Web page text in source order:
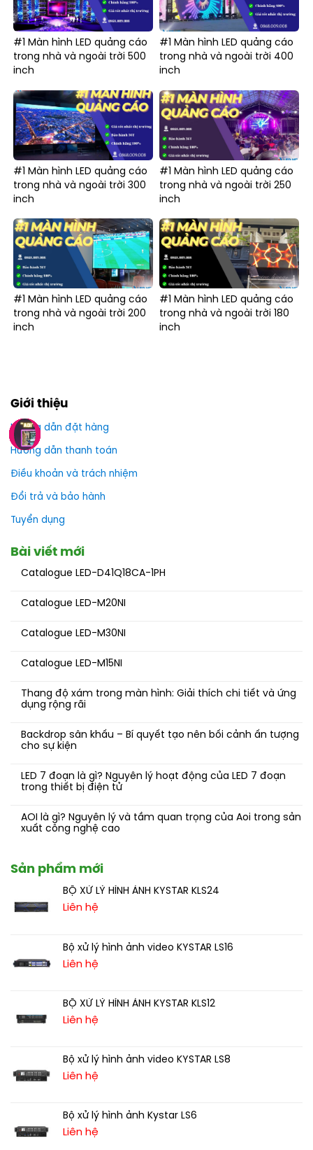
#1 Màn hình LED quảng cáo
trong nhà và ngoài trời 500
inch
#1 Màn hình LED quảng cáo
trong nhà và ngoài trời 400
inch
#1 Màn hình LED quảng cáo
trong nhà và ngoài trời 300
inch
#1 Màn hình LED quảng cáo
trong nhà và ngoài trời 250
inch
#1 Màn hình LED quảng cáo
trong nhà và ngoài trời 200
inch
#1 Màn hình LED quảng cáo
trong nhà và ngoài trời 180
inch
Giới thiệu
Hướng dẫn đặt hàng
Hướng dẫn thanh toán
Điều khoản và trách nhiệm
Đổi trả và bảo hành
Tuyển dụng
Bài viết mới
Catalogue LED-D41Q18CA-1PH
Catalogue LED-M20NI
Catalogue LED-M30NI
Catalogue LED-M15NI
Thang độ xám trong màn hình: Giải thích chi tiết và ứng
dụng rộng rãi
Backdrop sân khấu – Bí quyết tạo nên bối cảnh ấn tượng
cho sự kiện
LED 7 đoạn là gì? Nguyên lý hoạt động của LED 7 đoạn
trong thiết bị điện tử
AOI là gì? Nguyên lý và tầm quan trọng của Aoi trong sản
xuất công nghệ cao
Sản phẩm mới
BỘ XỬ LÝ HÌNH ẢNH KYSTAR KLS24
Liên hệ
Bộ xử lý hình ảnh video KYSTAR LS16
Liên hệ
BỘ XỬ LÝ HÌNH ẢNH KYSTAR KLS12
Liên hệ
Bộ xử lý hình ảnh video KYSTAR LS8
Liên hệ
Bộ xử lý hình ảnh Kystar LS6
Liên hệ